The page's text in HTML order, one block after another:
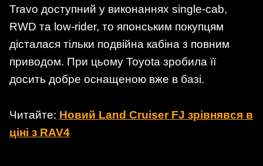
Travo доступний у виконаннях single-cab,
RWD та low-rider, то японським покупцям
дісталася тільки подвійна кабіна з повним
приводом. При цьому Toyota зробила її
досить добре оснащеною вже в базі.
Читайте: Новий Land Cruiser FJ зрівнявся в
ціні з RAV4